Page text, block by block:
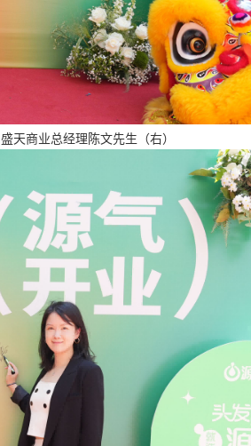
盛天商业总经理陈文先生（右）